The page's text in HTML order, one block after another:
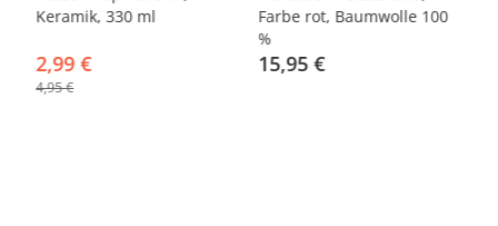
Keramik, 330 ml
2,99 €
4,95 €
Farbe rot, Baumwolle 100
%
15,95 €